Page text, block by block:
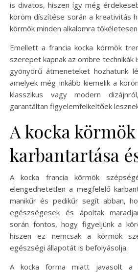
is divatos, hiszen így még
köröm díszítése során a kreativitás
körmök minden alkalomra
Emellett a francia kocka körmök
szerepet kapnak az ombre technikák
gyönyörű átmeneteket hozhatunk
amelyek még inkább kiemelik a
klasszikus vagy modern
garantáltan figyelemfelkeltőek
A kocka körmök
karbantartása
A kocka francia körmök
elengedhetetlen a megfelelő
manikűr és pedikűr segít abban,
egészségesek és ápoltak
során fontos, hogy figyeljünk a
hiszen ez nemcsak a körmök
egészségi állapotát is befolyásolja.
A kocka forma miatt javasolt a